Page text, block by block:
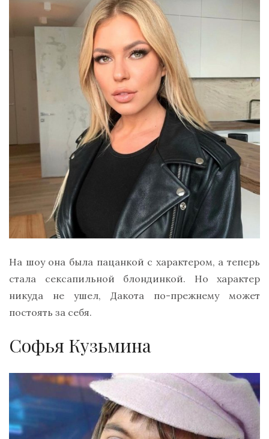
На шоу она была пацанкой с характером, а теперь
стала сексапильной блондинкой. Но характер
никуда не ушел, Дакота по-прежнему может
постоять за себя.
Софья Кузьмина